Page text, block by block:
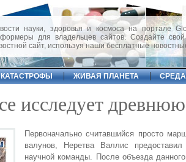
науки, здоровья и космоса на портале
для владельцев сайтов. Создайте свой
сайт, используя наши бесплатные
КАТАСТРОФЫ ЖИВАЯ ПЛАНЕТА
исследует
Первоначально считавшийся просто
валунов, Неретва Валлис
научной команды. После объезда